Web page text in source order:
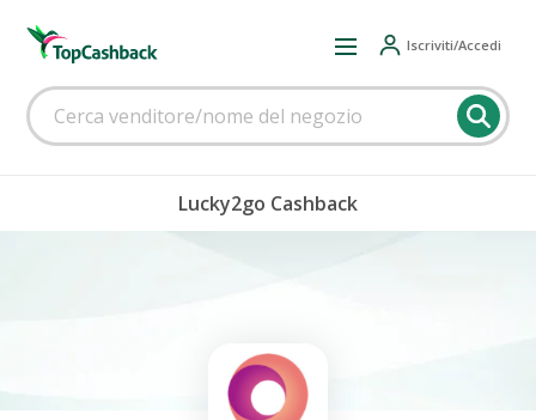
Iscriviti/Accedi
Lucky2go Cashback